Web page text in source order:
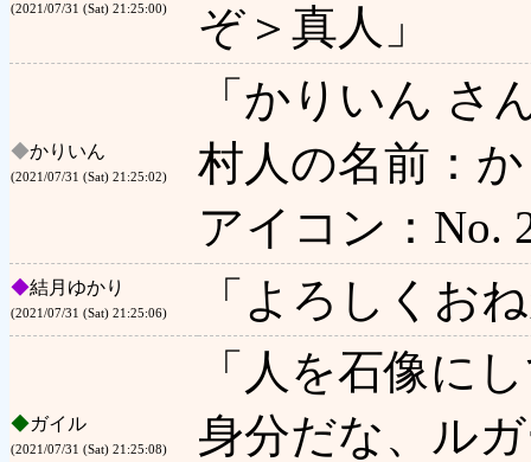
(2021/07/31 (Sat) 21:25:00)
ぞ＞真人」
◆かりいん
(2021/07/31 (Sat) 21:25:02)
「かりいん さ
村人の名前：
アイコン：No.
◆結月ゆかり
(2021/07/31 (Sat) 21:25:06) 「よろしくお
◆ガイル
(2021/07/31 (Sat) 21:25:08)
「人を石像に
身分だな、ル